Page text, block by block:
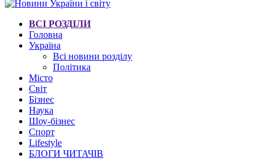
ВСІ РОЗДІЛИ
Головна
Україна
Всі новини розділу
Політика
Місто
Світ
Бізнес
Наука
Шоу-бізнес
Спорт
Lifestyle
БЛОГИ ЧИТАЧІВ